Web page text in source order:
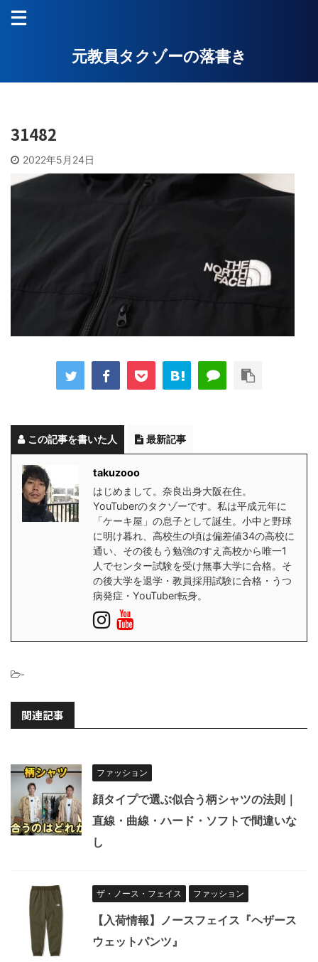
元教員タクゾーの落書き
31482
2022年5月24日
この記事を書いた人 最新記事
takuzooo
はじめまして。奈良出身大阪在住。
YouTuberのタクゾーです。私は平成元年に
「ケーキ屋」の息子として誕生。小中と野球
に明け暮れ、高校生の頃は偏差値34の高校に
通い、その後もう勉強のすえ高校から唯一1
人でセンター試験を受け無事大学に合格。そ
の後大学を退学・教員採用試験に合格・うつ
病発症・YouTuber転身。
-
関連記事
ファッション
顔タイプで選ぶ似合う柄シャツの法則｜
直線・曲線・ハード・ソフトで間違いな
し
ザ・ノース・フェイス ファッション
【入荷情報】ノースフェイス『ヘザース
ウェットパンツ』